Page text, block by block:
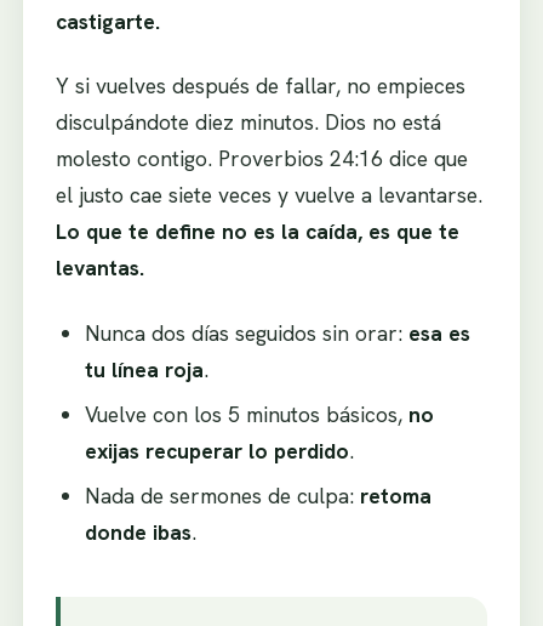
castigarte.
Y si vuelves después de fallar, no empieces
disculpándote diez minutos. Dios no está
molesto contigo. Proverbios 24:16 dice que
el justo cae siete veces y vuelve a levantarse.
Lo que te define no es la caída, es que te
levantas.
Nunca dos días seguidos sin orar: esa es
tu línea roja.
Vuelve con los 5 minutos básicos, no
exijas recuperar lo perdido.
Nada de sermones de culpa: retoma
donde ibas.